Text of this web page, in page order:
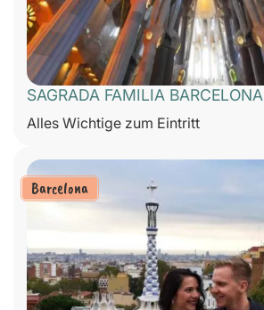
SAGRADA FAMILIA BARCELONA
Alles Wichtige zum Eintritt
Barcelona